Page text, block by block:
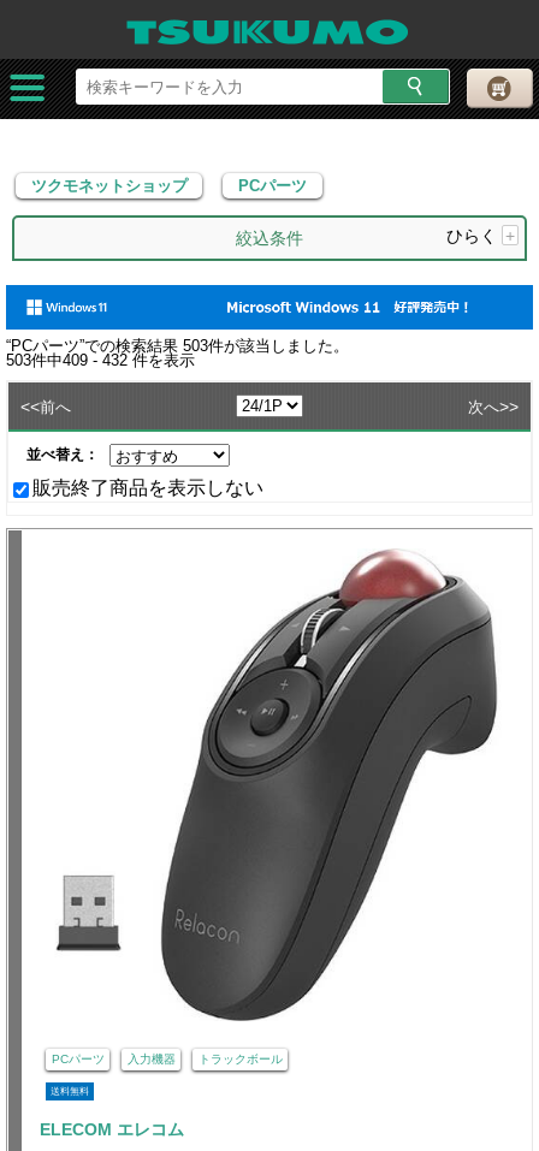
ツクモネットショップ PCパーツ
ツクモネットショップ PCパーツ
絞込条件 ひらく +
“PCパーツ”での検索結果 503件が該当しました。
503件中409 - 432件を表示
<<前へ 次へ>>
並べ替え：
販売終了商品を表示しない
PCパーツ 入力機器 トラックボール
送料無料
ELECOM エレコム